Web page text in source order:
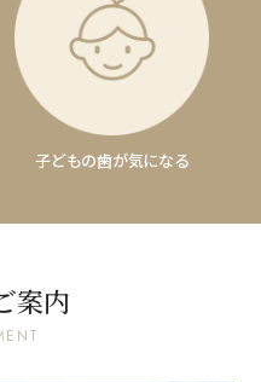
子どもの歯が気になる
案内